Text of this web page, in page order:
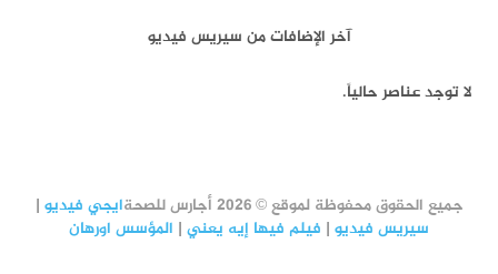
آخر الإضافات من سيريس فيديو
لا توجد عناصر حالياً.
جميع الحقوق محفوظة لموقع © 2026 أجارس للصحة ايجي فيديو |
سيريس فيديو | فيلم فيها إيه يعني | المؤسس اورهان